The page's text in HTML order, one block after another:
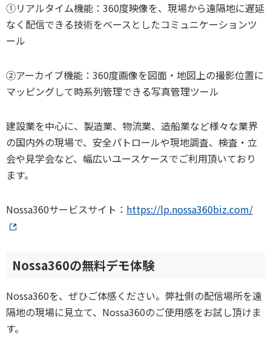
①リアルタイム機能：360度映像を、現場から遠隔地に遅延
なく配信できる技術をベースとしたコミュニケーションツ
ール
②アーカイブ機能：360度画像を図面・地図上の撮影位置に
マッピングして時系列管理できる写真管理ツール
建設業を中心に、製造業、物流業、造船業など様々な業界
の国内外の現場で、安全パトロールや現地調査、検査・立
会や見学会など、幅広いユースケースでご利用頂いており
ます。
Nossa360サービスサイト： https://lp.nossa360biz.com/
Nossa360の無料デモ体験
Nossa360を、ぜひご体感ください。弊社側の配信場所を遠
隔地の現場に見立て、Nossa360のご使用感をお試し頂けま
す。